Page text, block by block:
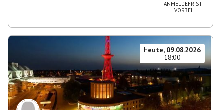
ANMELDEFRIST
VORBEI
Heute, 09.08.2026
18:00